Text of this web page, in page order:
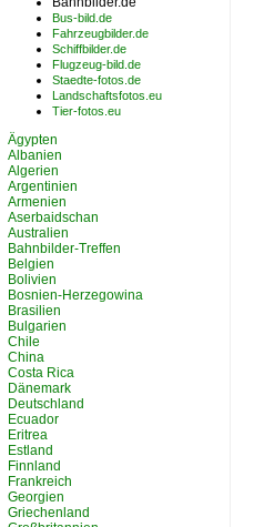
Bus-bild.de
Fahrzeugbilder.de
Schiffbilder.de
Flugzeug-bild.de
Staedte-fotos.de
Landschaftsfotos.eu
Tier-fotos.eu
Ägypten
Albanien
Algerien
Argentinien
Armenien
Aserbaidschan
Australien
Bahnbilder-Treffen
Belgien
Bolivien
Bosnien-Herzegowina
Brasilien
Bulgarien
Chile
China
Costa Rica
Dänemark
Deutschland
Ecuador
Eritrea
Estland
Finnland
Frankreich
Georgien
Griechenland